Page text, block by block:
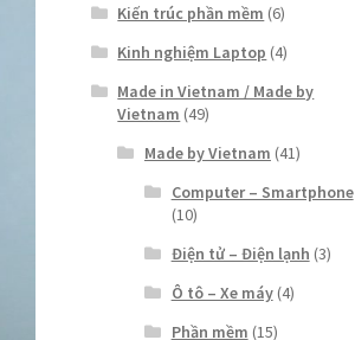
Kiến trúc phần mềm (6)
Kinh nghiệm Laptop (4)
Made in Vietnam / Made by
Vietnam (49)
Made by Vietnam (41)
Computer – Smartphone
(10)
Điện tử – Điện lạnh (3)
Ô tô – Xe máy(4)
Phần mềm (15)